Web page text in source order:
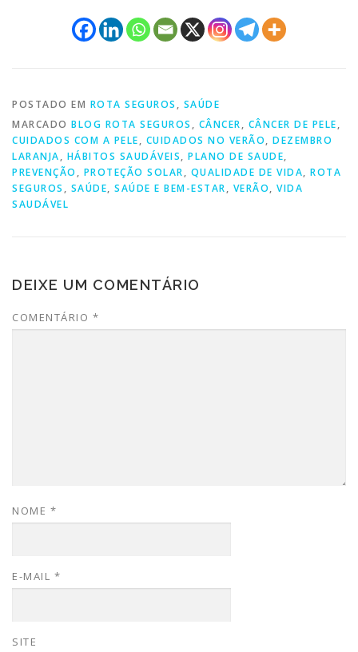
POSTADO EM ROTA SEGUROS , SAÚDE
MARCADO BLOG ROTA SEGUROS , CÂNCER, CÂNCER DE PELE,
CUIDADOS COM A PELE, CUIDADOS NO VERÃO, DEZEMBRO
LARANJA, HÁBITOS SAUDÁVEIS, PLANO DE SAUDE,
PREVENÇÃO , PROTEÇÃO SOLAR, QUALIDADE DE VIDA, ROTA
SEGUROS , SAÚDE, SAÚDE E BEM-ESTAR, VERÃO, VIDA
SAUDÁVEL
DEIXE UM COMENTÁRIO
COMENTÁRIO *
NOME *
E-MAIL *
SITE